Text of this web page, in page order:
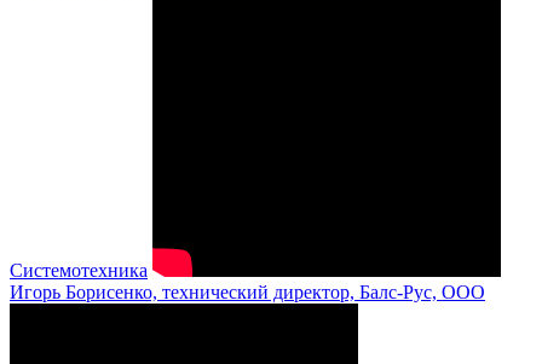
Системотехника
Игорь Борисенко, технический директор, Балс-Рус, ООО